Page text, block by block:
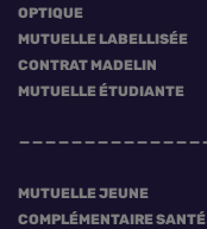
OPTIQUE
MUTUELLE LABELLISÉE
CONTRAT MADELIN
MUTUELLE ÉTUDIANTE
MUTUELLE JEUNE
COMPLÉMENTAIRE SANTÉ